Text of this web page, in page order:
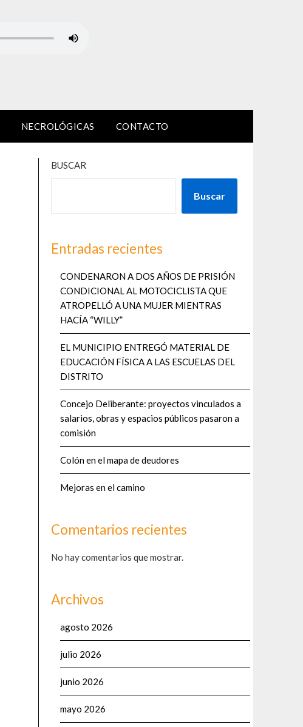
NECROLÓGICAS CONTACTO
BUSCAR
Buscar
Entradas recientes
CONDENARON A DOS AÑOS DE PRISIÓN
CONDICIONAL AL MOTOCICLISTA QUE
ATROPELLÓ A UNA MUJER MIENTRAS
HACÍA “WILLY”
EL MUNICIPIO ENTREGÓ MATERIAL DE
EDUCACIÓN FÍSICA A LAS ESCUELAS DEL
DISTRITO
Concejo Deliberante: proyectos vinculados a
salarios, obras y espacios públicos pasaron a
comisión
Colón en el mapa de deudores
Mejoras en el camino
Comentarios recientes
No hay comentarios que mostrar.
Archivos
agosto 2026
julio 2026
junio 2026
mayo 2026